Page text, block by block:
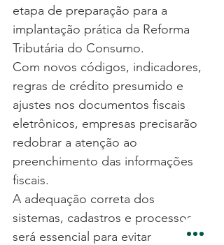
etapa de preparação para a
implantação prática da Reforma
Tributária do Consumo.
Com novos códigos, indicadores,
regras de crédito presumido e
ajustes nos documentos fiscais
eletrônicos, empresas precisarão
redobrar a atenção ao
preenchimento das informações
fiscais.
A adequação correta dos
sistemas, cadastros e processos
será essencial para evitar